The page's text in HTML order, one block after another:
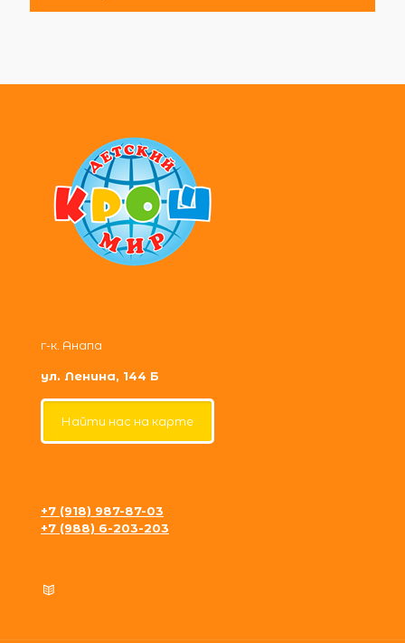
г-к. Анапа
ул. Ленина, 144 Б
Найти нас на карте
+7 (918) 987-87-03
+7 (988) 6-203-203